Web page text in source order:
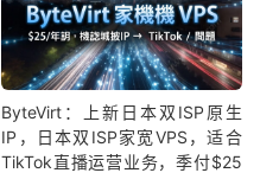
ByteVirt：上新日本双ISP原生
IP，日本双ISP家宽VPS，适合
TikTok直播运营业务，季付$25